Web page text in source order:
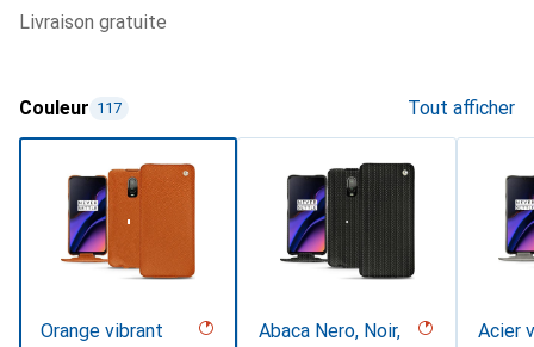
livraison gratuite
Couleur 117 Tout afficher
Orange vibrant
Abaca Nero, Noir,
Acier